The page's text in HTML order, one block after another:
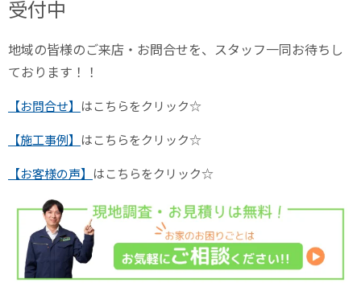
受付中
地域の皆様のご来店・お問合せを、スタッフ一同お待ちし
ております！！
【お問合せ】 はこちらをクリック☆
【施工事例】 はこちらをクリック☆
【お客様の声】 はこちらをクリック☆